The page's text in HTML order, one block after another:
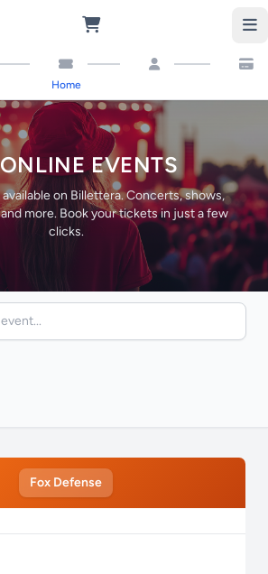
Home
EVENTS
on Billettera. Concerts, shows,
more. Book your tickets in just a few
clicks.
Fox Defense